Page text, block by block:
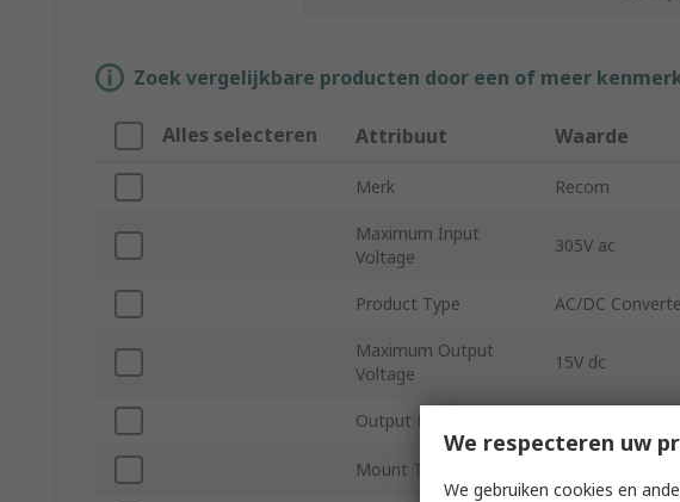
Zoek vergelijkbare producten door een of meer
Alles selecteren Attribuut Waarde
Merk Recom
Maximum Input
Voltage
305V ac
Product Type AC/DC
Maximum Output
Voltage
15V dc
Output Power
Mount Type
We respecteren uw
We gebruiken cookies en